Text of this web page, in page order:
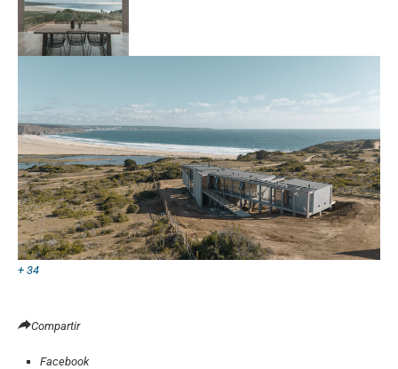
+ 34
Compartir
Facebook